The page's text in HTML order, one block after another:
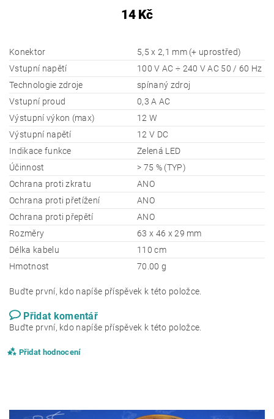
14 Kč
Konektor
5,5 x 2,1 mm (+ uprostřed)
Vstupní napětí
100 V AC ÷ 240 V AC 50 / 60 Hz
Technologie zdroje
spínaný zdroj
Vstupní proud
0,3 A AC
Výstupní výkon (max)
12 W
Výstupní napětí
12 V DC
Indikace funkce
Zelená LED
Účinnost
> 75 % (TYP)
Ochrana proti zkratu
ANO
Ochrana proti přetížení
ANO
Ochrana proti přepětí
ANO
Rozměry
63 x 46 x 29 mm
Délka kabelu
110 cm
Hmotnost
70.00 g
Buďte první, kdo napíše příspěvek k této položce.
Přidat komentář
Buďte první, kdo napíše příspěvek k této položce.
Přidat hodnocení